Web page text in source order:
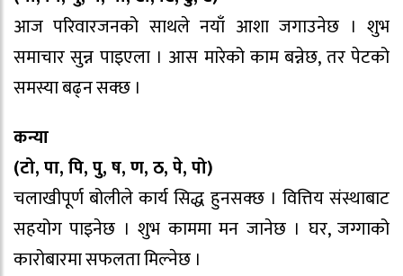
आज परिवारजनको साथले नयाँ आशा जगाउनेछ । शुभ
समाचार सुन्न पाइएला । आस मारेको काम बन्नेछ, तर पेटको
समस्या बढ्न सक्छ ।
कन्या
(टो, पा, पि, पु, ष, ण, ठ, पे, पो)
चलाखीपूर्ण बोलीले कार्य सिद्ध हुनसक्छ । वित्तिय संस्थाबाट
सहयोग पाइनेछ । शुभ काममा मन जानेछ । घर, जग्गाको
कारोबारमा सफलता मिल्नेछ ।